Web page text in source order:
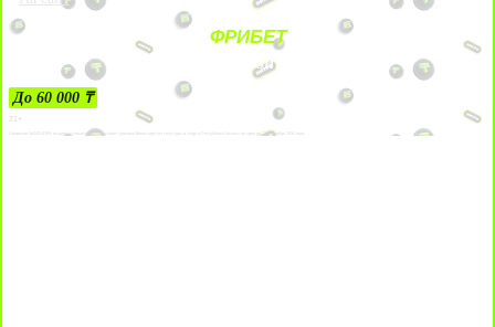
ФРИБЕТ
ЗА ДЕПОЗИТЫ
До 60 000 ₸
21+
Лицензии №24514359, выданной комитетом индустрии туризма Министерства культуры и спорта Республики Казахстан срок до 27 сентября 2034 года.